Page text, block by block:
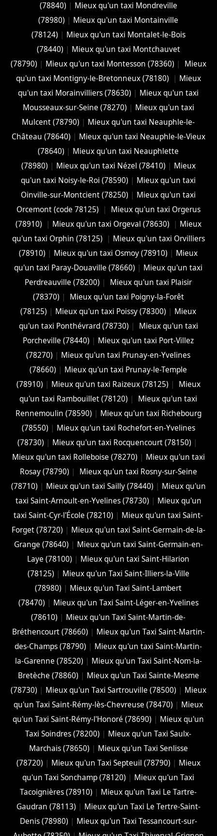
(78840) | Mieux qu'un taxi Mondreville
(78980) | Mieux qu'un taxi Montainville
(78124) | Mieux qu'un taxi Montalet-le-Bois
(78440) | Mieux qu'un taxi Montchauvet
(78790) | Mieux qu'un taxi Montesson (78360) |
Mieux
qu'un taxi Montigny-le-Bretonneux (78180)
| Mieux
qu'un taxi Morainvilliers (78630) | Mieux qu'un taxi
Mousseaux-sur-Seine (78270) | Mieux qu'un taxi
Mulcent (78790) | Mieux qu'un taxi Neauphle-le-
Château (78640) | Mieux qu'un taxi Neauphle-le-Vieux
(78640) | Mieux qu'un taxi Neauphlette
(78980) | Mieux qu'un taxi Nézel (78410) | Mieux
qu'un taxi Noisy-le-Roi (78590) | Mieux qu'un taxi
Oinville-sur-Montcient (78250) | Mieux qu'un taxi
Orcemont (code 78125)
|
Mieux qu'un taxi Orgerus
(78910)
| Mieux qu'un taxi Orgeval (78630) | Mieux
qu'un taxi Orphin (78125)
| Mieux qu'un taxi Orvilliers
(78910) | Mieux qu'un taxi Osmoy (78910) | Mieux
qu'un taxi Paray-Douaville (78660) | Mieux qu'un taxi
Perdreauville (78200) |
Mieux qu'un taxi Plaisir
(78370) |
Mieux qu'un taxi Poigny-la-Forêt
(78125) | Mieux qu'un taxi Poissy (78300) | Mieux
qu'un taxi Ponthévrard (78730) |
Mieux qu'un taxi
Porcheville (78440) | Mieux qu'un taxi Port-Villez
(78270) | Mieux qu'un taxi Prunay-en-Yvelines
(78660) | Mieux qu'un taxi Prunay-le-Temple
(78910) | Mieux qu'un taxi Raizeux (78125) |
Mieux
qu'un taxi Rambouillet (78120) |
Mieux qu'un taxi
Rennemoulin (78590) | Mieux qu'un taxi Richebourg
(78550) | Mieux qu'un taxi Rochefort-en-Yvelines
(78730) | Mieux qu'un taxi Rocquencourt (78150) |
Mieux qu'un taxi Rolleboise (78270) | Mieux qu'un taxi
Rosay (78790) |
Mieux qu'un taxi Rosny-sur-Seine
(78710) | Mieux qu'un taxi Sailly (78440) | Mieux qu'un
taxi Saint-Arnoult-en-Yvelines (78730) | Mieux qu'un
taxi Saint-Cyr-l'École (78210) | Mieux qu'un taxi Saint-
Forget (78720) | Mieux qu'un taxi Saint-Germain-de-la-
Grange (78640) | Mieux qu'un taxi Saint-Germain-en-
Laye (78100) | Mieux qu'un taxi Saint-Hilarion
(78125) | Mieux qu'un Taxi Saint-Illiers-la-Ville
(78980) | Mieux qu'un Taxi Saint-Lambert
(78470) | Mieux qu'un Taxi Saint-Léger-en-Yvelines
(78610) | Mieux qu'un Taxi Saint-Martin-de-
Bréthencourt (78660) | Mieux qu'un Taxi Saint-Martin-
des-Champs (78790) | Mieux qu'un taxi Saint-Martin-
la-Garenne (78520) | Mieux qu'un Taxi Saint-Nom-la-
Bretèche (78860) | Mieux qu'un Taxi Sainte-Mesme
(78730) | Mieux qu'un Taxi Sartrouville (78500) | Mieux
qu'un Taxi Saint-Rémy-lès-Chevreuse (78470) | Mieux
qu'un Taxi Saint-Rémy-l'Honoré (78690) | Mieux qu'un
Taxi Soindres (78200) | Mieux qu'un Taxi Saulx-
Marchais (78650) | Mieux qu'un Taxi Senlisse
(78720) | Mieux qu'un Taxi Septeuil (78790) | Mieux
qu'un Taxi Sonchamp (78120) | Mieux qu'un Taxi
Tacoignières (78910) | Mieux qu'un Taxi Le Tartre-
Gaudran (78113) | Mieux qu'un Taxi Le Tertre-Saint-
Denis (78980) | Mieux qu'un Taxi Tessancourt-sur-